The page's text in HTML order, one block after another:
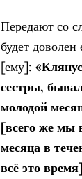
Передают со
будет
[ему]:
сестры,
молодой
[всего же мы
месяца в
всё это